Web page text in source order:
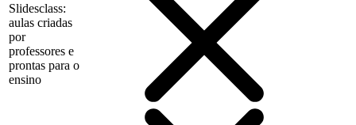
Slidesclass:
aulas criadas
por
professores e
prontas para o
ensino